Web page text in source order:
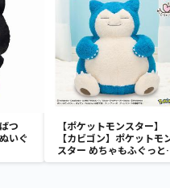
つ
いぐ
【ポケットモンスター】
【カビゴン】ポケットモ
スター めちゃもふぐっと
ほっこりいやされぬいぐ